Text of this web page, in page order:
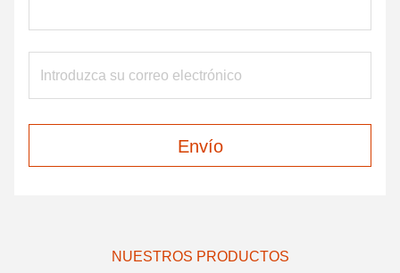
Envío
NUESTROS PRODUCTOS